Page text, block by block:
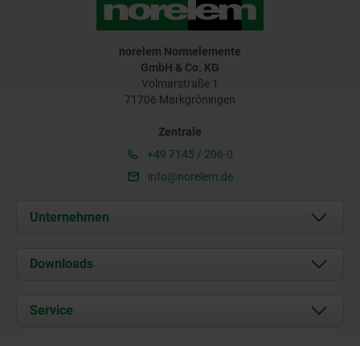
norelem Normelemente
GmbH & Co. KG
Volmarstraße 1
71706 Markgröningen
Zentrale
+49 7145 / 206-0
info@norelem.de
Unternehmen
Über uns
Karriere
Downloads
Dokumente
Service